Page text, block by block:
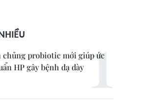
chủng probiotic mới giúp ức
HP gây bệnh dạ dày